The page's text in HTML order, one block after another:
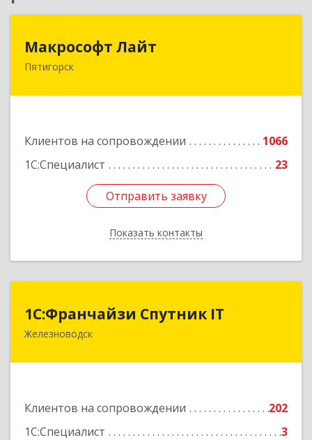
Макрософт Лайт
Пятигорск
Клиентов на сопровождении
1066
1С:Специалист
23
Отправить заявку
Показать контакты
357501, Ставропольский край, Пятигорск г,
Отправить заявку
Назад
1С:Франчайзи Спутник IT
Железноводск
Клиентов на сопровождении
202
1С:Специалист
3
1С:Франчайзи Спутник IT
357430, Ставропольский край, город-курорт
Подробнее